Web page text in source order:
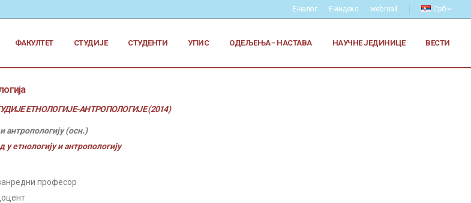
Е-налог Е-индекс webmail Срб
ФАКУЛТЕТ СТУДИЈЕ СТУДЕНТИ УПИС ОДЕЉЕЊА - НАСТАВА НАУЧНЕ ЈЕДИНИЦЕ ВЕСТИ
ЕТНОЛОГИЈЕ-АНТРОПОЛОГИЈЕ (2014)
антропологију (осн.)
у етнологију и антропологију
професор